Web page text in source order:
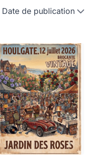
Date de publication